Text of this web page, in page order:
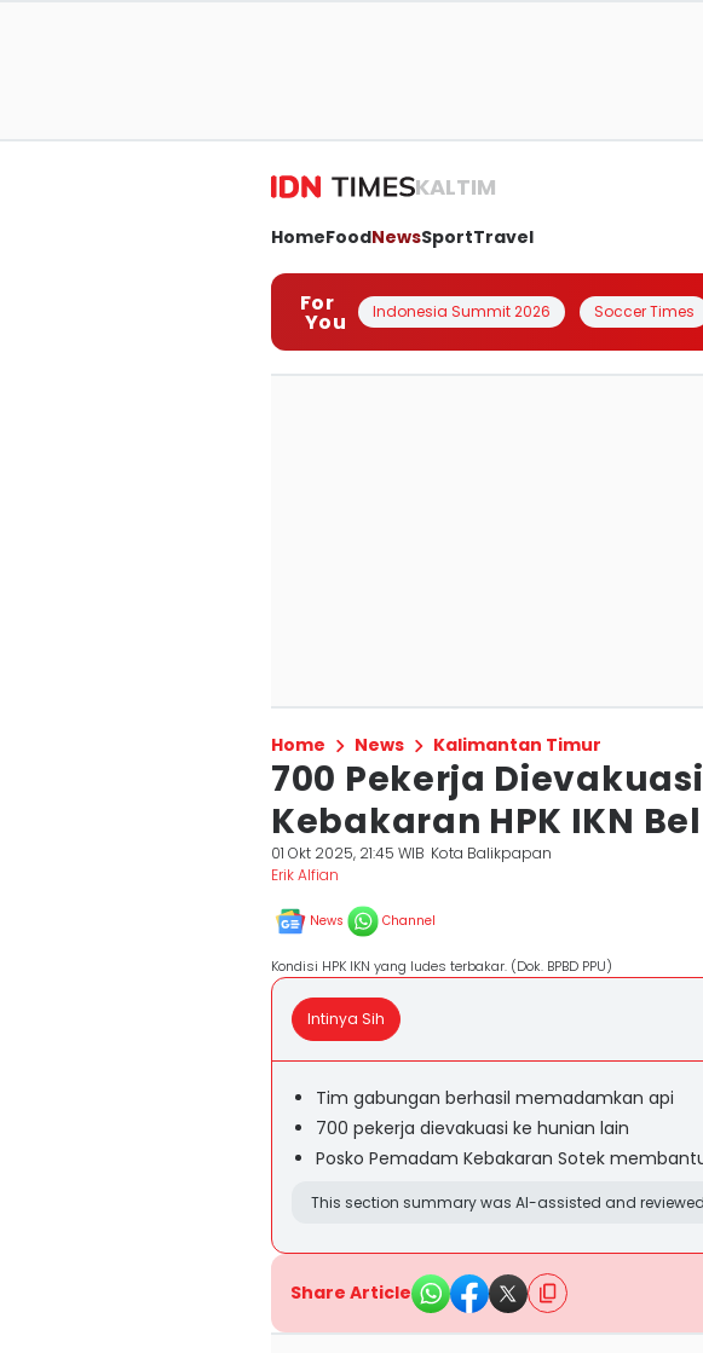
KALTIM
HomeFoodNewsSportTravel
For
You Indonesia Summit 2026 Soccer Times
Home News Kalimantan Timur
700 Pekerja
Kebakaran HPK IKN
01 Okt 2025, 21:45 WIB Kota Balikpapan
Erik Alfian
News Channel
Kondisi HPK IKN yang ludes terbakar. (Dok. BPBD PPU)
Intinya Sih
Tim gabungan berhasil memadamkan api
700 pekerja dievakuasi ke hunian lain
Posko Pemadam Kebakaran Sotek
This section summary was AI-assisted and
Share Article